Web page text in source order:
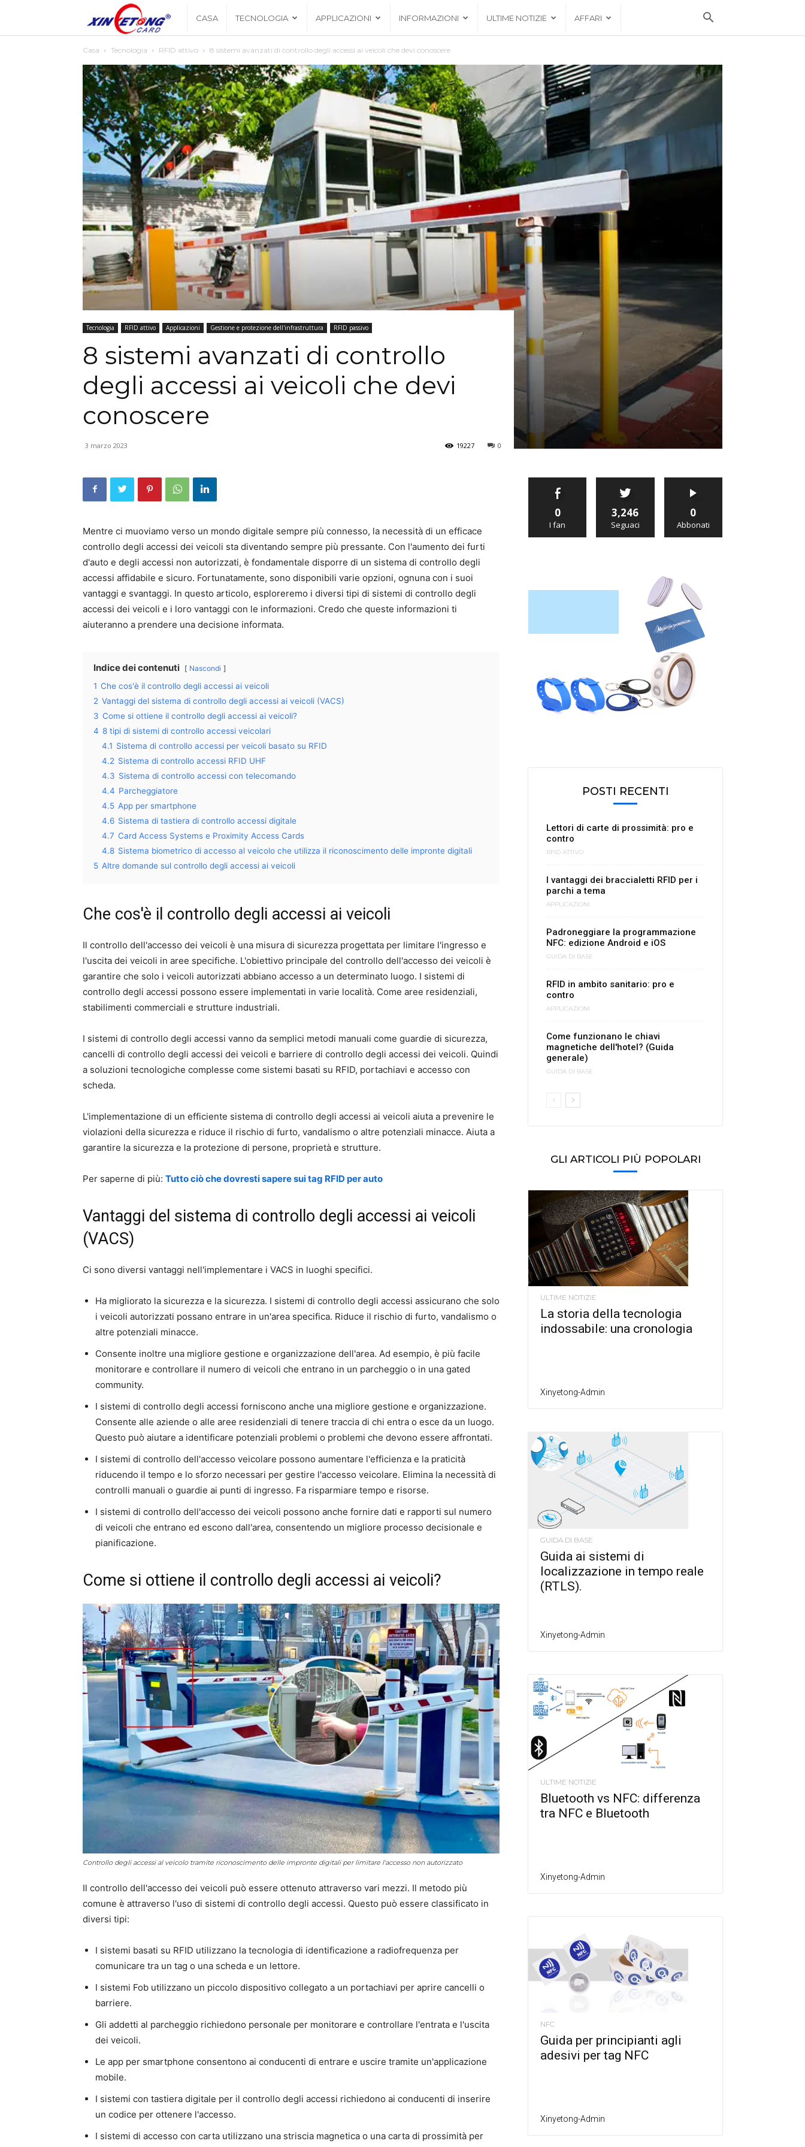
Xingyetongblog
CASA TECNOLOGIA APPLICAZIONI INFORMAZIONI ULTIME NOTIZIE AFFARI
Casa Tecnologia RFID attivo 8 sistemi avanzati di controllo degli accessi ai veicoli che devi conoscere
Tecnologia RFID attivo Applicazioni Gestione e protezione dell'infrastruttura RFID passivo
8 sistemi avanzati di controllo
degli accessi ai veicoli che devi
conoscere
3 marzo 2023 0
19227
Mentre ci muoviamo verso un mondo digitale sempre più connesso, la necessità di un efficace
controllo degli accessi dei veicoli sta diventando sempre più pressante. Con l'aumento dei furti
d'auto e degli accessi non autorizzati, è fondamentale disporre di un sistema di controllo degli
accessi affidabile e sicuro. Fortunatamente, sono disponibili varie opzioni, ognuna con i suoi
vantaggi e svantaggi. In questo articolo, esploreremo i diversi tipi di sistemi di controllo degli
accessi dei veicoli e i loro vantaggi con le informazioni. Credo che queste informazioni ti
aiuteranno a prendere una decisione informata.
Indice dei contenuti Nascondi
1 Che cos'è il controllo degli accessi ai veicoli
2 Vantaggi del sistema di controllo degli accessi ai veicoli (VACS)
3 Come si ottiene il controllo degli accessi ai veicoli?
4 8 tipi di sistemi di controllo accessi veicolari
4.1 Sistema di controllo accessi per veicoli basato su RFID
4.2 Sistema di controllo accessi RFID UHF
4.3 Sistema di controllo accessi con telecomando
4.4 Parcheggiatore
4.5 App per smartphone
4.6 Sistema di tastiera di controllo accessi digitale
4.7 Card Access Systems e Proximity Access Cards
4.8 Sistema biometrico di accesso al veicolo che utilizza il riconoscimento delle impronte digitali
5 Altre domande sul controllo degli accessi ai veicoli
Che cos'è il controllo degli accessi ai veicoli
Il controllo dell'accesso dei veicoli è una misura di sicurezza progettata per limitare l'ingresso e
l'uscita dei veicoli in aree specifiche. L'obiettivo principale del controllo dell'accesso dei veicoli è
garantire che solo i veicoli autorizzati abbiano accesso a un determinato luogo. I sistemi di
controllo degli accessi possono essere implementati in varie località. Come aree residenziali,
stabilimenti commerciali e strutture industriali.
I sistemi di controllo degli accessi vanno da semplici metodi manuali come guardie di sicurezza,
cancelli di controllo degli accessi dei veicoli e barriere di controllo degli accessi dei veicoli. Quindi
a soluzioni tecnologiche complesse come sistemi basati su RFID, portachiavi e accesso con
scheda.
L'implementazione di un efficiente sistema di controllo degli accessi ai veicoli aiuta a prevenire le
violazioni della sicurezza e riduce il rischio di furto, vandalismo o altre potenziali minacce. Aiuta a
garantire la sicurezza e la protezione di persone, proprietà e strutture.
Per saperne di più: Tutto ciò che dovresti sapere sui tag RFID per auto
Vantaggi del sistema di controllo degli accessi ai veicoli
(VACS)
Ci sono diversi vantaggi nell'implementare i VACS in luoghi specifici.
Ha migliorato la sicurezza e la sicurezza. I sistemi di controllo degli accessi assicurano che solo
i veicoli autorizzati possano entrare in un'area specifica. Riduce il rischio di furto, vandalismo o
altre potenziali minacce.
Consente inoltre una migliore gestione e organizzazione dell'area. Ad esempio, è più facile
monitorare e controllare il numero di veicoli che entrano in un parcheggio o in una gated
community.
I sistemi di controllo degli accessi forniscono anche una migliore gestione e organizzazione.
Consente alle aziende o alle aree residenziali di tenere traccia di chi entra o esce da un luogo.
Questo può aiutare a identificare potenziali problemi o problemi che devono essere affrontati.
I sistemi di controllo dell'accesso veicolare possono aumentare l'efficienza e la praticità
riducendo il tempo e lo sforzo necessari per gestire l'accesso veicolare. Elimina la necessità di
controlli manuali o guardie ai punti di ingresso. Fa risparmiare tempo e risorse.
I sistemi di controllo dell'accesso dei veicoli possono anche fornire dati e rapporti sul numero
di veicoli che entrano ed escono dall'area, consentendo un migliore processo decisionale e
pianificazione.
Come si ottiene il controllo degli accessi ai veicoli?
Controllo degli accessi al veicolo tramite riconoscimento delle impronte digitali per limitare l'accesso non autorizzato
Il controllo dell'accesso dei veicoli può essere ottenuto attraverso vari mezzi. Il metodo più
comune è attraverso l'uso di sistemi di controllo degli accessi. Questo può essere classificato in
diversi tipi:
I sistemi basati su RFID utilizzano la tecnologia di identificazione a radiofrequenza per
comunicare tra un tag o una scheda e un lettore.
I sistemi Fob utilizzano un piccolo dispositivo collegato a un portachiavi per aprire cancelli o
barriere.
Gli addetti al parcheggio richiedono personale per monitorare e controllare l'entrata e l'uscita
dei veicoli.
Le app per smartphone consentono ai conducenti di entrare e uscire tramite un'applicazione
mobile.
I sistemi con tastiera digitale per il controllo degli accessi richiedono ai conducenti di inserire
un codice per ottenere l'accesso.
I sistemi di accesso con carta utilizzano una striscia magnetica o una carta di prossimità per
0
I fan
3,246
Seguaci
0
Abbonati
POSTI RECENTI
Lettori di carte di prossimità: pro e
contro
RFID ATTIVO
I vantaggi dei braccialetti RFID per i
parchi a tema
APPLICAZIONI
Padroneggiare la programmazione
NFC: edizione Android e iOS
GUIDA DI BASE
RFID in ambito sanitario: pro e
contro
APPLICAZIONI
Come funzionano le chiavi
magnetiche dell'hotel? (Guida
generale)
GUIDA DI BASE
GLI ARTICOLI PIÙ POPOLARI
ULTIME NOTIZIE
La storia della tecnologia
indossabile: una cronologia
Xinyetong-Admin
GUIDA DI BASE
Guida ai sistemi di
localizzazione in tempo reale
(RTLS).
Xinyetong-Admin
ULTIME NOTIZIE
Bluetooth vs NFC: differenza
tra NFC e Bluetooth
Xinyetong-Admin
NFC
Guida per principianti agli
adesivi per tag NFC
Xinyetong-Admin